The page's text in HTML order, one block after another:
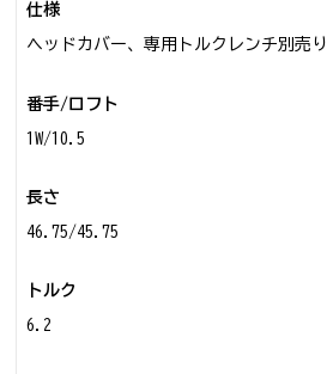
仕様
ヘッドカバー、専用トルクレンチ別売り
番手/ロフト
1W/10.5
長さ
46.75/45.75
トルク
6.2